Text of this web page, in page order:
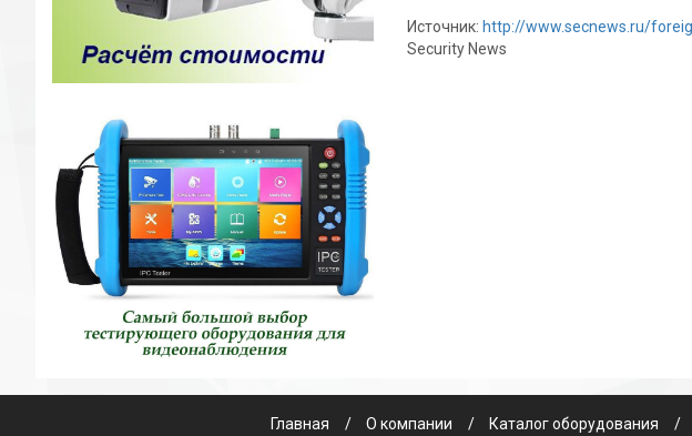
Источник: http://www.secnews.ru/
Security News
Главная О компании Каталог оборудования